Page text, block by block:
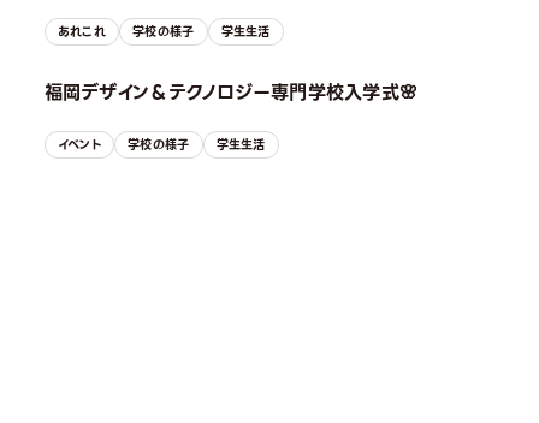
あれこれ 学校の様子 学生生活
福岡デザイン＆テクノロジー専門学校入学式🌸
イベント 学校の様子 学生生活